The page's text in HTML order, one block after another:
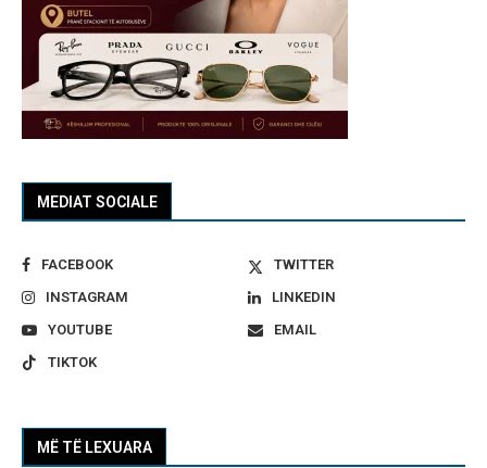
MEDIAT SOCIALE
FACEBOOK
TWITTER
INSTAGRAM
LINKEDIN
YOUTUBE
EMAIL
TIKTOK
MË TË LEXUARA